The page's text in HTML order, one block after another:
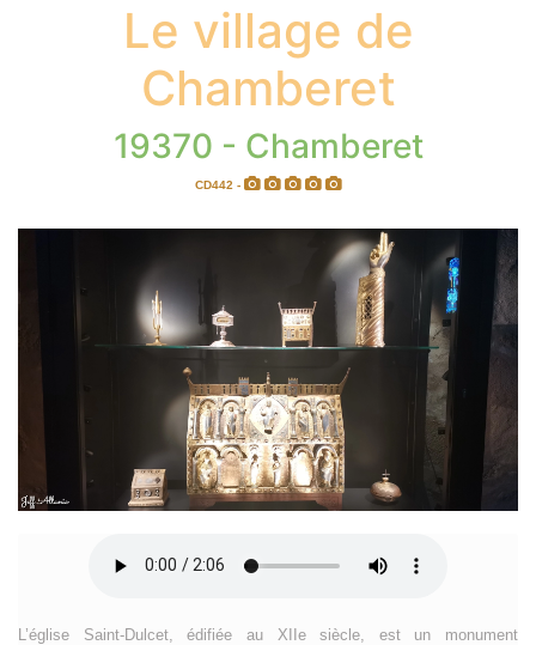
Le village de
Chamberet
19370 - Chamberet
CD442 -
L’église Saint-Dulcet, édifiée au XIIe siècle, est un monument